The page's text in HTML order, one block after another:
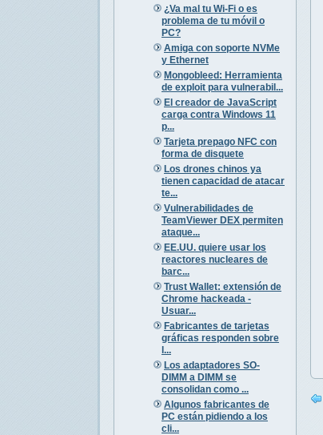
¿Va mal tu Wi-Fi o es
problema de tu móvil o
PC?
Amiga con soporte NVMe
y Ethernet
Mongobleed: Herramienta
de exploit para vulnerabil...
El creador de JavaScript
carga contra Windows 11
p...
Tarjeta prepago NFC con
forma de disquete
Los drones chinos ya
tienen capacidad de atacar
te...
Vulnerabilidades de
TeamViewer DEX permiten
ataque...
EE.UU. quiere usar los
reactores nucleares de
barc...
Trust Wallet: extensión de
Chrome hackeada -
Usuar...
Fabricantes de tarjetas
gráficas responden sobre
l...
Los adaptadores SO-
DIMM a DIMM se
consolidan como ...
Algunos fabricantes de
PC están pidiendo a los
cli...